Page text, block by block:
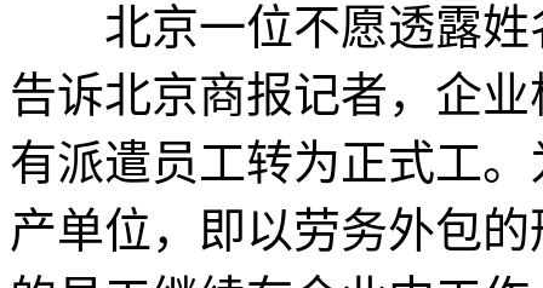
北京一位不愿透露姓
告诉北京商报记者，企
有派遣员工转为正式工
产单位，即以劳务外包